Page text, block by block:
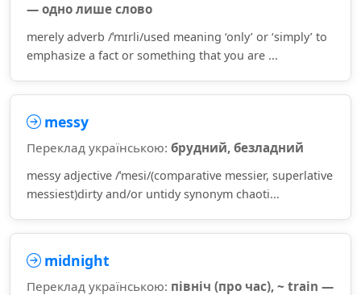
— одно лише слово
merely adverb /ˈmɪrli/used meaning ‘only’ or ‘simply’ to
emphasize a fact or something that you are ...
messy
Переклад українською: брудний, безладний
messy adjective /ˈmesi/(comparative messier, superlative
messiest)dirty and/or untidy synonym chaoti...
midnight
Переклад українською: північ (про час), ~ train —